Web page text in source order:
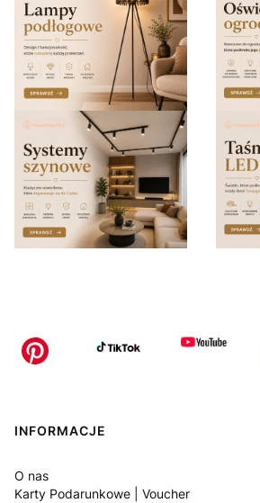
Linki w stopce
INFORMACJE
O nas
Karty Podarunkowe | Voucher